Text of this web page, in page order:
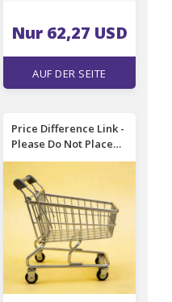
Nur 62,27 USD
AUF DER SEITE
Price Difference Link -
Please Do Not Place
Orders Arbitrarily -
Contact Customer
Service for
Confirmation Before
Ordering